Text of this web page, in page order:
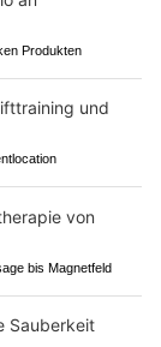
Produkten
bis Magnetfeld